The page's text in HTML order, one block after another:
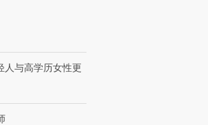
人与高学历女性更